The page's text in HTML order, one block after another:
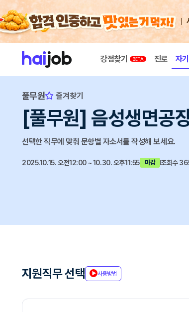
강점찾기 진로 자
풀무원 즐겨찾기
[풀무원] 음성생면공
선택한 직무에 맞춰 문항별 자소서를 작성해 보세요.
2025.10.15. 오전12:00 ~ 10.30. 오후11:55 마감 조회수
지원직무 선택 사용방법